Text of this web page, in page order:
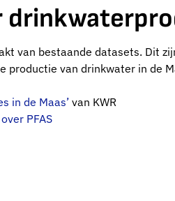
van bestaande datasets. Dit
productie van drinkwater in de
in de Maas’van KWR
PFAS